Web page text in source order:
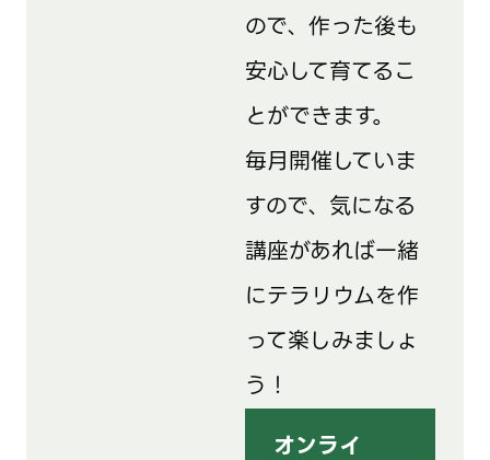
ので、作った後も
安心して育てるこ
とができます。
毎月開催していま
すので、気になる
講座があれば一緒
にテラリウムを作
って楽しみましょ
う！
オンライ